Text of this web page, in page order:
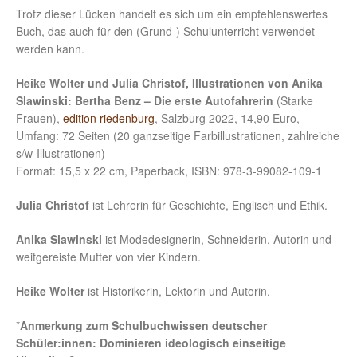
Trotz dieser Lücken handelt es sich um ein empfehlenswertes
Buch, das auch für den (Grund-) Schulunterricht verwendet
werden kann.
Heike Wolter und Julia Christof, Illustrationen von Anika
Slawinski: Bertha Benz – Die erste Autofahrerin (Starke
Frauen), edition riedenburg, Salzburg 2022, 14,90 Euro,
Umfang: 72 Seiten (20 ganzseitige Farbillustrationen, zahlreiche
s/w-Illustrationen)
Format: 15,5 x 22 cm, Paperback, ISBN: 978-3-99082-109-1
Julia Christof ist Lehrerin für Geschichte, Englisch und Ethik.
Anika Slawinski ist Modedesignerin, Schneiderin, Autorin und
weitgereiste Mutter von vier Kindern.
Heike Wolter ist Historikerin, Lektorin und Autorin.
*Anmerkung zum Schulbuchwissen deutscher
Schüler:innen: Dominieren ideologisch einseitige